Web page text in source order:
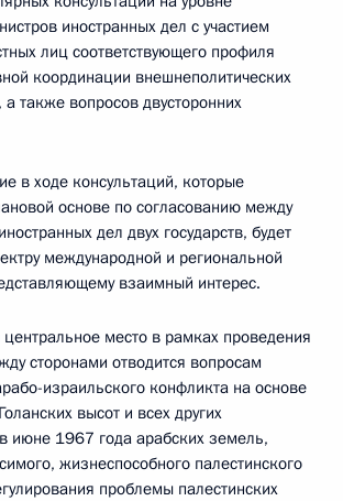
иностранных дел с участием
лиц соответствующего профиля
координации внешнеполитических
также вопросов двусторонних
в ходе консультаций, которые
основе по согласованию между
дел двух государств, будет
международной и региональной
взаимный интерес.
место в рамках проведения
сторонами отводится вопросам
израильского конфликта на основе
высот и всех других
июне 1967 года арабских земель,
жизнеспособного палестинского
проблемы палестинских